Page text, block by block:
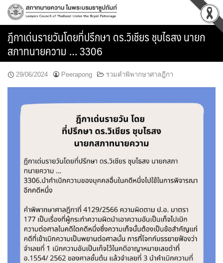
Skip
content
ฎีกาเด่นรายวันโดยที่ปรึกษา ดร.วิเชียร ชุบไธสง นายก
สภาทนายความ … 3306
29/06/2024 Peerapong รวมคำพิพากษาศาลฎีกา